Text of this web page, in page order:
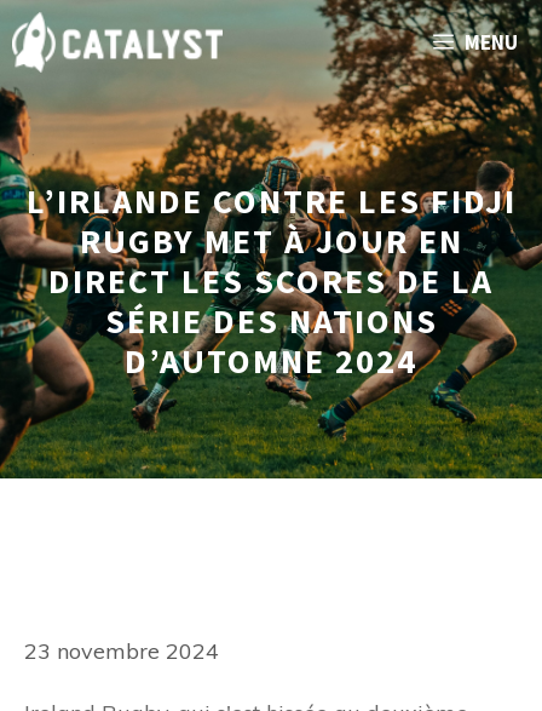
Aller
au
contenu
MENU
L’IRLANDE CONTRE LES FIDJI
RUGBY MET À JOUR EN
DIRECT LES SCORES DE LA
SÉRIE DES NATIONS
D’AUTOMNE 2024
23 novembre 2024